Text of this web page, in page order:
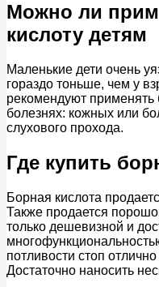
Можно ли
кислоту детям
Маленькие дети очень
гораздо тоньше, чем у
рекомендуют применять
болезнях: кожных или
слухового прохода.
Где купить
Борная кислота
Также продается
только дешевизной и
потливости стоп
Достаточно наносить